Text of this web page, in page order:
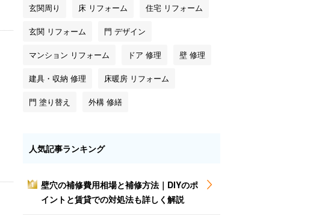
玄関周り 床 リフォーム 住宅 リフォーム
玄関 リフォーム 門 デザイン
マンション リフォーム ドア 修理 壁 修理
建具・収納 修理 床暖房 リフォーム
門 塗り替え 外構 修繕
人気記事ランキング
1
壁穴の補修費用相場と補修方法｜DIYのポ
イントと賃貸での対処法も詳しく解説